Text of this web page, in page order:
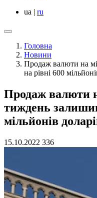
ua | ru
Головна
Новини
Продаж валюти на
на рівні 600
Продаж валюти
тиждень
мільйонів
15.10.2022 336